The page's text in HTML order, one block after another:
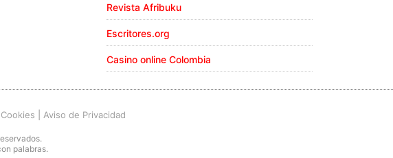
Revista Afribuku
Escritores.org
Casino online Colombia
Aviso de Privacidad
palabras.